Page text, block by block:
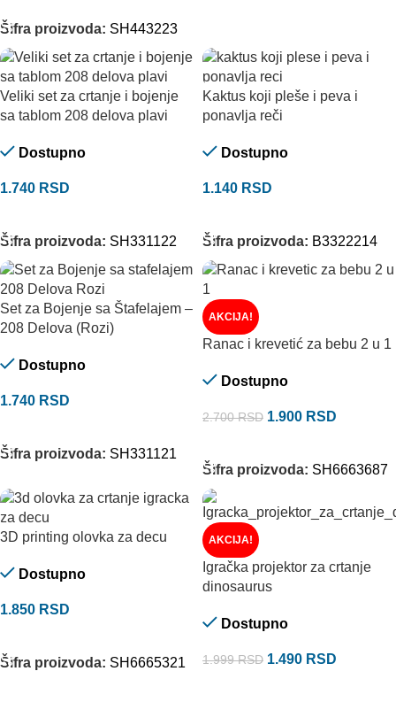
Šifra proizvoda: SH443223
Veliki set za crtanje i bojenje
sa tablom 208 delova plavi
Dostupno
1.740 RSD
Šifra proizvoda: SH331122
Kaktus koji pleše i peva i
ponavlja reči
Dostupno
1.140 RSD
Šifra proizvoda: B3322214
Set za Bojenje sa Štafelajem –
208 Delova (Rozi)
Dostupno
1.740 RSD
Šifra proizvoda: SH331121
AKCIJA!
Ranac i krevetić za bebu 2 u 1
Dostupno
2.700RSD 1.900 RSD
Šifra proizvoda: SH6663687
3D printing olovka za decu
Dostupno
1.850 RSD
Šifra proizvoda: SH6665321
AKCIJA!
Igračka projektor za crtanje
dinosaurus
Dostupno
1.999RSD 1.490 RSD